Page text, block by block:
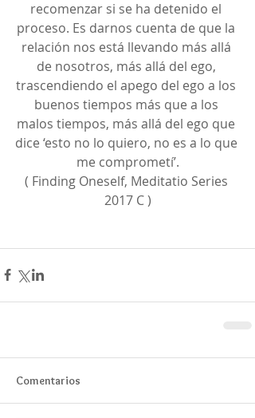
recomenzar si se ha detenido el
proceso. Es darnos cuenta de que la
relación nos está llevando más allá
de nosotros, más allá del ego,
trascendiendo el apego del ego a los
buenos tiempos más que a los
malos tiempos, más allá del ego que
dice ‘esto no lo quiero, no es a lo que
me comprometí’.
( Finding Oneself, Meditatio Series
2017 C )
Comentarios